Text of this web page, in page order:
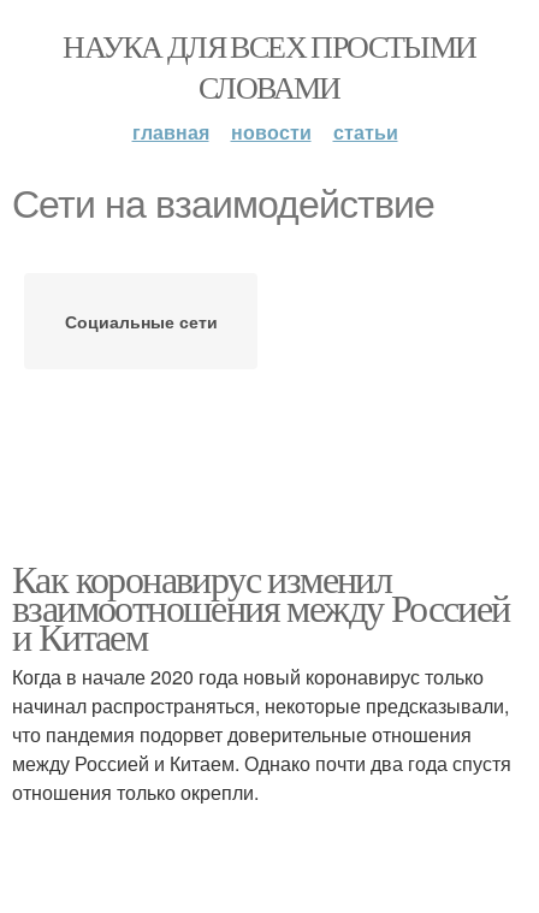
НАУКА ДЛЯ ВСЕХ ПРОСТЫМИ
СЛОВАМИ
главная новости статьи
Сети на взаимодействие
Социальные сети
Как коронавирус изменил
взаимоотношения между Россией
и Китаем
Когда в начале 2020 года новый коронавирус только
начинал распространяться, некоторые предсказывали,
что пандемия подорвет доверительные отношения
между Россией и Китаем. Однако почти два года спустя
отношения только окрепли.